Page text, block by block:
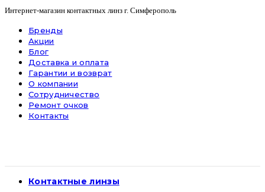
Интернет-магазин контактных линз г. Симферополь
Бренды
Акции
Блог
Доставка и оплата
Гарантии и возврат
О компании
Сотрудничество
Ремонт очков
Контакты
Контактные линзы